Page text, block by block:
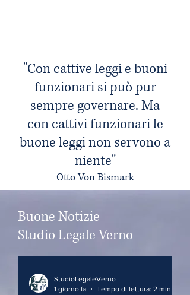
"Con cattiveleggie buoni
funzionari si può pur
sempre governare. Ma
concattivifunzionari le
buonelegginon servono a
niente"
Otto Von Bismark
Buone Notizie
Studio Legale Verno
StudioLegaleVerno
1 giorno fa
Tempo di lettura: 2 min